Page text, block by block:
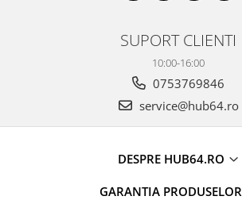
SUPORT CLIENTI
10:00-16:00
0753769846
service@hub64.ro
DESPRE HUB64.RO
GARANTIA PRODUSELOR